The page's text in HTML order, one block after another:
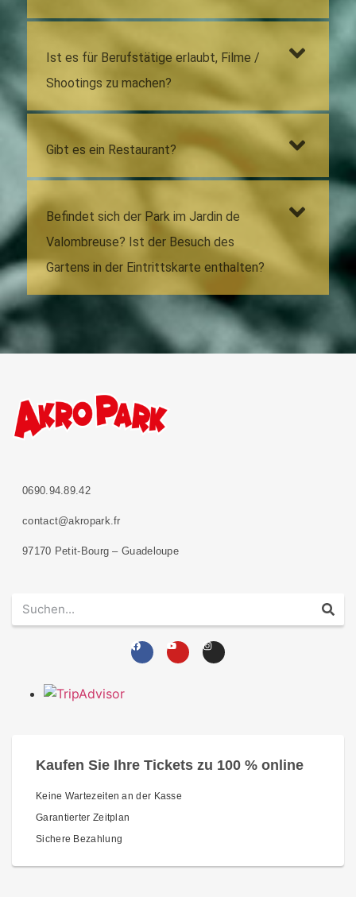
Ist es für Berufstätige erlaubt, Filme /
Shootings zu machen?
Gibt es ein Restaurant?
Befindet sich der Park im Jardin de
Valombreuse? Ist der Besuch des
Gartens in der Eintrittskarte enthalten?
0690.94.89.42
contact@akropark.fr
97170 Petit-Bourg – Guadeloupe
Kaufen Sie Ihre Tickets zu 100 % online
Keine Wartezeiten an der Kasse
Garantierter Zeitplan
Sichere Bezahlung